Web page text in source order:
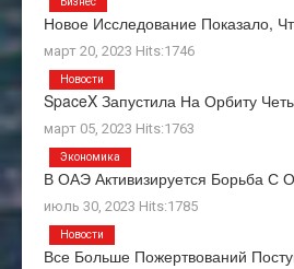
Новое Исследование Показало,
март 20, 2023 Hits:1746
SpaceX Запустила На Орбиту
март 05, 2023 Hits:1763
Новости
В ОАЭ Активизируется Борьба С
июль 30, 2023 Hits:1785
Экономика
Все Больше Пожертвований
Новости